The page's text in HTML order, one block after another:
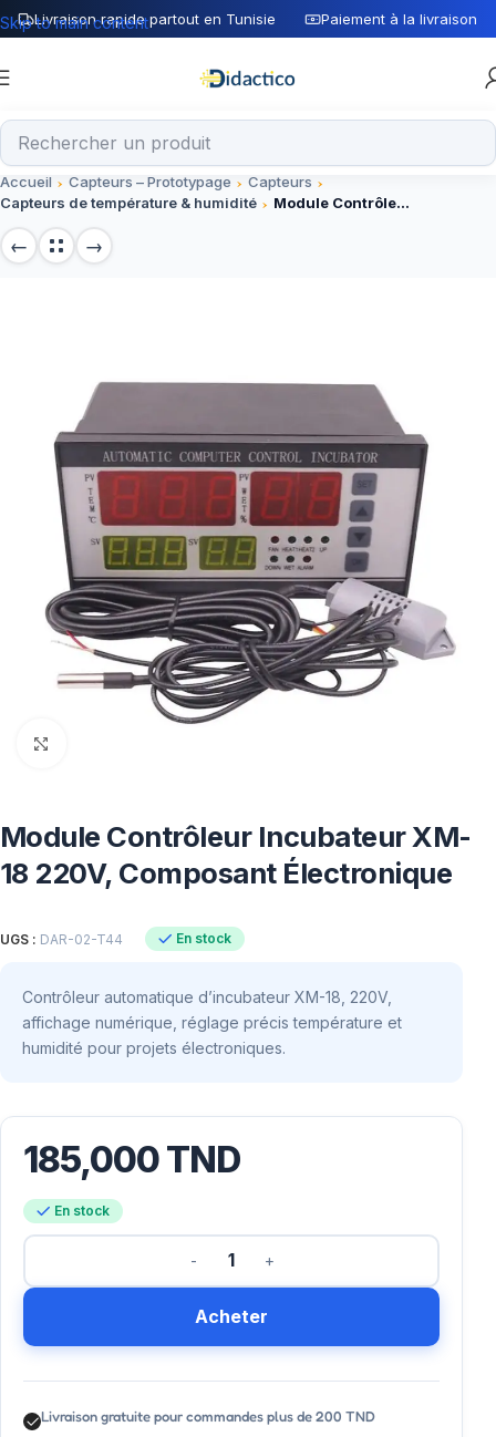
Livraison rapide partout en Tunisie Paiement à la livraison
Skip to main content
Accueil Capteurs – Prototypage
Capteurs
Capteurs de température & humidité
Module Contrôleur Incubateur XM-18 220V, Composant Électronique
Module Contrôleur Incubateur XM-
18 220V, Composant Électronique
UGS : DAR-02-T44 En stock
Contrôleur automatique d’incubateur XM-18, 220V,
affichage numérique, réglage précis température et
humidité pour projets électroniques.
185,000TND
En stock
Acheter
Livraison gratuite pour commandes plus de 200 TND